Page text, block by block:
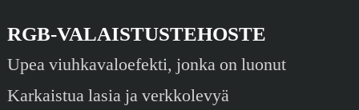
RGB-VALAISTUSTEHOSTE
Upea viuhkavaloefekti, jonka on luonut
Karkaistua lasia ja verkkolevyä